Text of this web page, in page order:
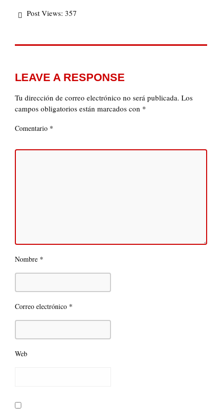
Post Views: 357
LEAVE A RESPONSE
Tu dirección de correo electrónico no será publicada. Los
campos obligatorios están marcados con *
Comentario *
Nombre *
Correo electrónico *
Web